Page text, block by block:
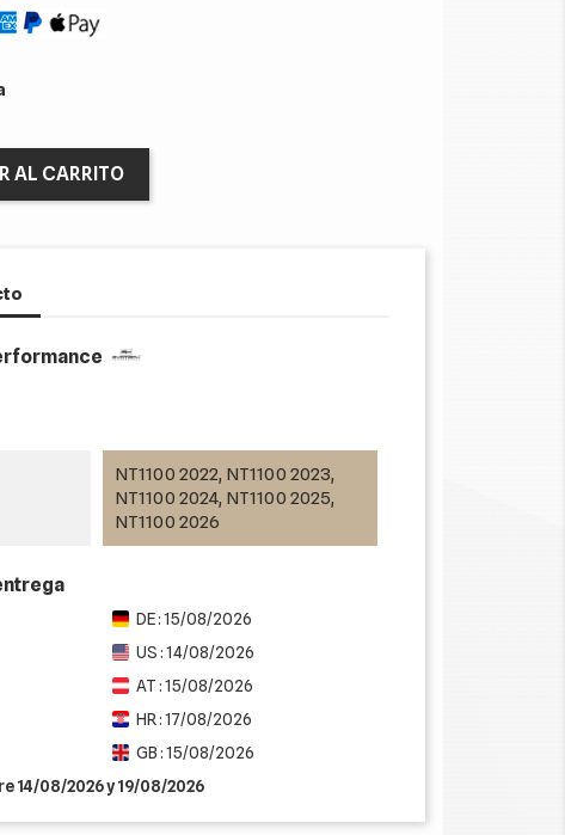
AL CARRITO
NT1100 2022, NT1100 2023,
NT1100 2024, NT1100 2025,
NT1100 2026
DE : 15/08/2026
US : 14/08/2026
AT : 15/08/2026
HR : 17/08/2026
GB : 15/08/2026
14/08/2026 y 19/08/2026